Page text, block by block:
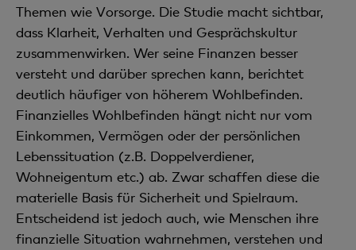
Themen wie Vorsorge. Die Studie macht sichtbar,
dass Klarheit, Verhalten und Gesprächskultur
zusammenwirken. Wer seine Finanzen besser
versteht und darüber sprechen kann, berichtet
deutlich häufiger von höherem Wohlbefinden.
Finanzielles Wohlbefinden hängt nicht nur vom
Einkommen, Vermögen oder der persönlichen
Lebenssituation (z.B. Doppelverdiener,
Wohneigentum etc.) ab. Zwar schaffen diese die
materielle Basis für Sicherheit und Spielraum.
Entscheidend ist jedoch auch, wie Menschen ihre
finanzielle Situation wahrnehmen, verstehen und